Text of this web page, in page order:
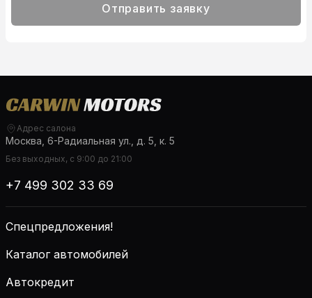
Отправить заявку
Адрес салона
Москва, 6-Радиальная ул., д. 5, к. 5
Без выходных, с 9:00 до 21:00
+7 499 302 33 69
Спецпредложения!
Каталог автомобилей
Автокредит